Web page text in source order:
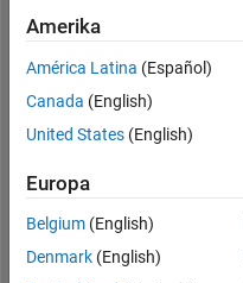
Aktiv
seit
Followers:
Following:
Amerika
América Latina (Español)
Canada (English)
United States (English)
Europa
Belgium (English)
Denmark (English)